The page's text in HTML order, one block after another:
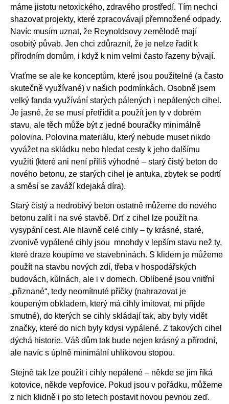
máme jistotu netoxického, zdravého prostředí. Tím nechci
shazovat projekty, které zpracovávají přemnožené odpady.
Navíc musím uznat, že Reynoldsovy zemělodě mají
osobitý půvab. Jen chci zdůraznit, že je nelze řadit k
přírodním domům, i když k nim velmi často řazeny bývají.
Vraťme se ale ke konceptům, které jsou použitelné (a často
skutečně využívané) v našich podmínkách. Osobně jsem
velký fanda využívání starých pálených i nepálených cihel.
Je jasné, že se musí přetřídit a použít jen ty v dobrém
stavu, ale těch může být z jedné bouračky minimálně
polovina. Polovina materiálu, který nebude muset nikdo
vyvážet na skládku nebo hledat cesty k jeho dalšímu
využití (které ani není příliš výhodné – starý čistý beton do
nového betonu, ze starých cihel je antuka, zbytek se podrtí
a směsí se zaváží kdejaká díra).
Starý čistý a nedrobivý beton ostatně můžeme do nového
betonu zalít i na své stavbě. Drť z cihel lze použít na
vysypání cest. Ale hlavně celé cihly – ty krásné, staré,
zvonivě vypálené cihly jsou mnohdy v lepším stavu než ty,
které draze koupíme ve stavebninách. S klidem je můžeme
použít na stavbu nových zdí, třeba v hospodářských
budovách, kůlnách, ale i v domech. Oblíbené jsou vnitřní
„přiznané“, tedy neomítnuté příčky (nahrazovat je
koupeným obkladem, který má cihly imitovat, mi přijde
smutné), do kterých se cihly skládají tak, aby byly vidět
značky, které do nich byly kdysi vypálené. Z takových cihel
dýchá historie. Váš dům tak bude nejen krásný a přírodní,
ale navíc s úplně minimální uhlíkovou stopou.
Stejně tak lze použít i cihly nepálené – někde se jim říká
kotovice, někde vepřovice. Pokud jsou v pořádku, můžeme
z nich klidně i po sto letech postavit novou pevnou zeď.